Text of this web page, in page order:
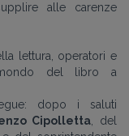
alle carenze
lettura, operatori e
mondo del libro a
dopo i saluti
Cipolletta , del